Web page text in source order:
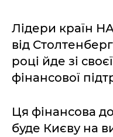
Лідери країн
від
році йде зі
фінансової
Ця фінансова
буде Києву на